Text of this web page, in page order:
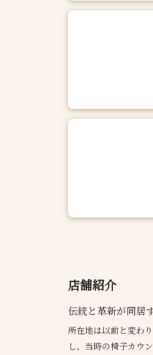
店舗紹介
伝統と革新が同居
所在地は以前と変わ
し、当時の椅子カウ